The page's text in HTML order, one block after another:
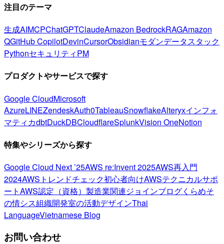
注目のテーマ
生成AIMCPChatGPTClaudeAmazon BedrockRAGAmazon
QGitHub CopilotDevinCursorObsidianモダンデータスタック
PythonセキュリティPM
プロダクトやサービスで探す
Google CloudMicrosoft
AzureLINEZendeskAuth0TableauSnowflakeAlteryxインフォ
マティカdbtDuckDBCloudflareSplunkVision OneNotion
特集やシリーズから探す
Google Cloud Next ’25AWS re:Invent 2025AWS再入門
2024AWSトレンドチェック初心者向けAWSテクニカルサポ
ートAWS認定（資格） 製造業関連ジョインブログくらめそ
の情シス組織開発室の活動デザインThai
LanguageVietnamese Blog
お問い合わせ